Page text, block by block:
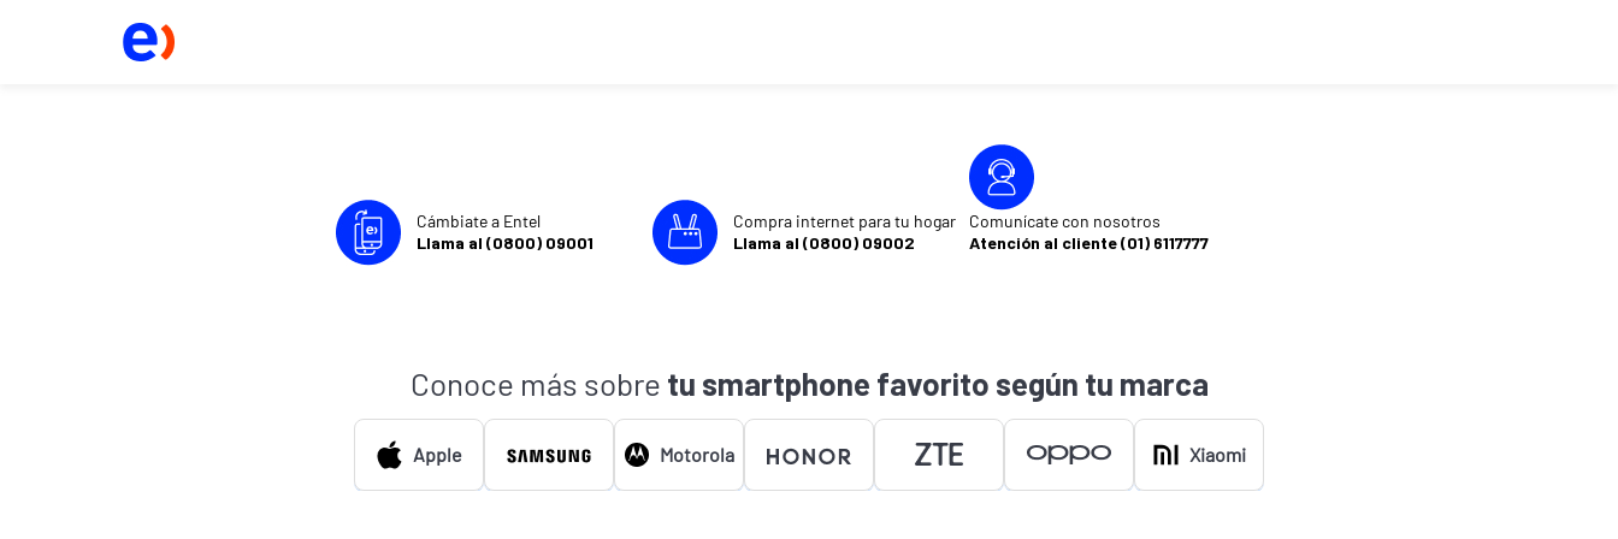
Cámbiate a Entel
Llama al (0800) 09001
Compra internet para tu hogar
Llama al (0800) 09002
Comunícate con nosotros
Atención al cliente (01) 6117777
Conoce más sobre tu smartphone favorito según tu marca
Apple Motorola Xiaomi